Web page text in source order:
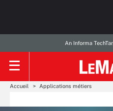
An Informa
Accueil Applications métiers